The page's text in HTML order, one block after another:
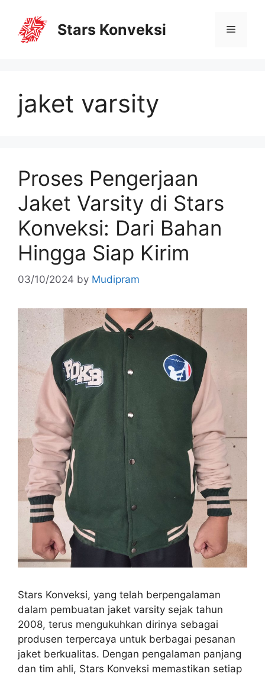
Stars Konveksi
jaket varsity
Proses Pengerjaan
Jaket Varsity di Stars
Konveksi: Dari Bahan
Hingga Siap Kirim
03/10/2024 by Mudipram
Stars Konveksi, yang telah berpengalaman
dalam pembuatan jaket varsity sejak tahun
2008, terus mengukuhkan dirinya sebagai
produsen terpercaya untuk berbagai pesanan
jaket berkualitas. Dengan pengalaman panjang
dan tim ahli, Stars Konveksi memastikan setiap